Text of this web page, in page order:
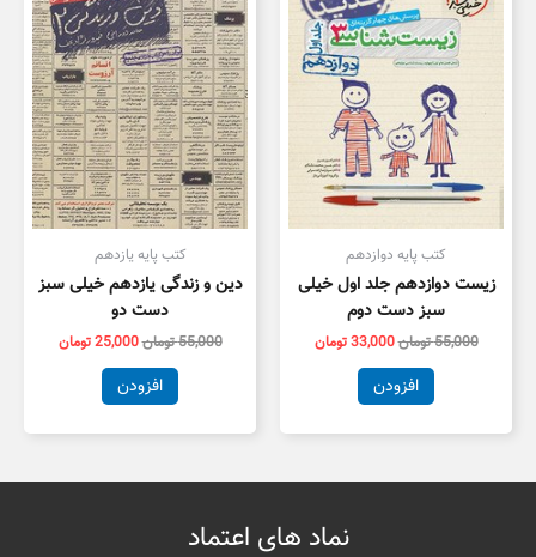
کتب پایه دوازدهم
زیست دوازدهم جلد اول خیلی
سبز دست دوم
55,000تومان
بود.
33,000تومان
است.
افزودن
کتب پایه یازدهم
دین و زندگی یازدهم خیلی سبز
دست دو
55,000تومان
بود.
25,000تومان
است.
افزودن
نماد های اعتماد